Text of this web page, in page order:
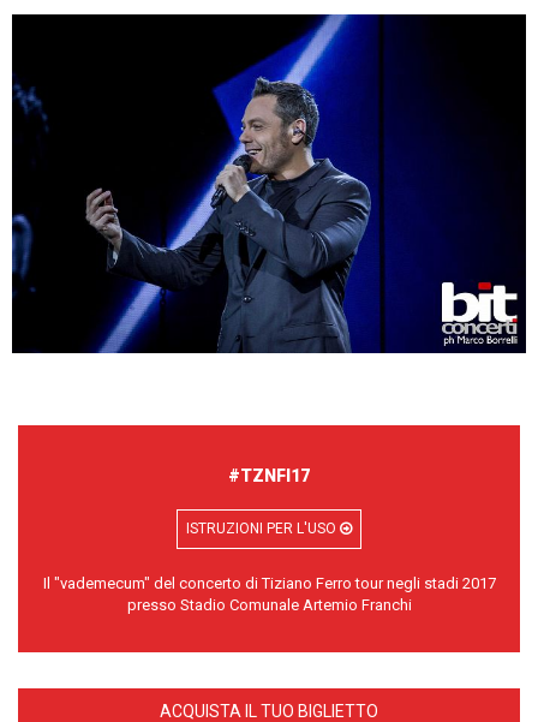
#TZNFI17
ISTRUZIONI PER L'USO
Il "vademecum" del concerto di Tiziano Ferro tour negli stadi 2017
presso Stadio Comunale Artemio Franchi
ACQUISTA IL TUO BIGLIETTO